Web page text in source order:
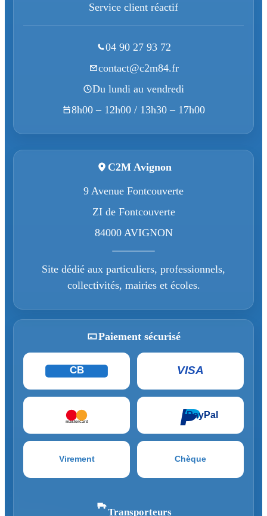
Service client réactif
04 90 27 93 72
contact@c2m84.fr
Du lundi au vendredi
8h00 – 12h00 / 13h30 – 17h00
C2M Avignon
9 Avenue Fontcouverte
ZI de Fontcouverte
84000 AVIGNON
Site dédié aux particuliers, professionnels,
collectivités, mairies et écoles.
Paiement sécurisé
CB VISA
mastercard
PayPal
Virement Chèque
Transporteurs